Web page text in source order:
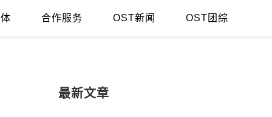
合作服务 OST新闻 OST团综
最新文章